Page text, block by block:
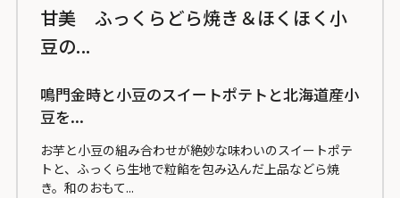
甘美 ふっくらどら焼き＆ほくほく小
豆の...
鳴門金時と小豆のスイートポテトと北海道産小
豆を...
お芋と小豆の組み合わせが絶妙な味わいのスイートポテ
トと、ふっくら生地で粒餡を包み込んだ上品などら焼
き。和のおもて...